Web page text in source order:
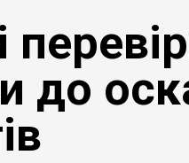
до